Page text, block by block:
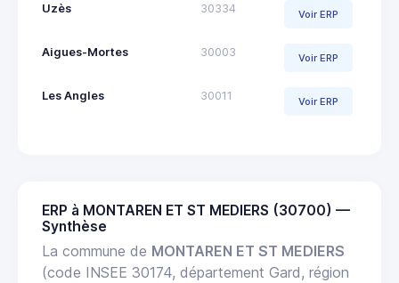
Uzès 30334 Voir ERP
Aigues-Mortes 30003 Voir ERP
Les Angles 30011 Voir ERP
ERP à MONTAREN ET ST MEDIERS (30700) —
Synthèse
La commune de MONTAREN ET ST MEDIERS
(code INSEE 30174, département Gard, région